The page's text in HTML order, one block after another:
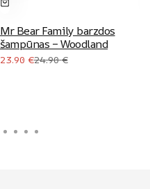
Mr Bear Family barzdos
šampūnas – Woodland
24.90€Original
23.90 €
Current